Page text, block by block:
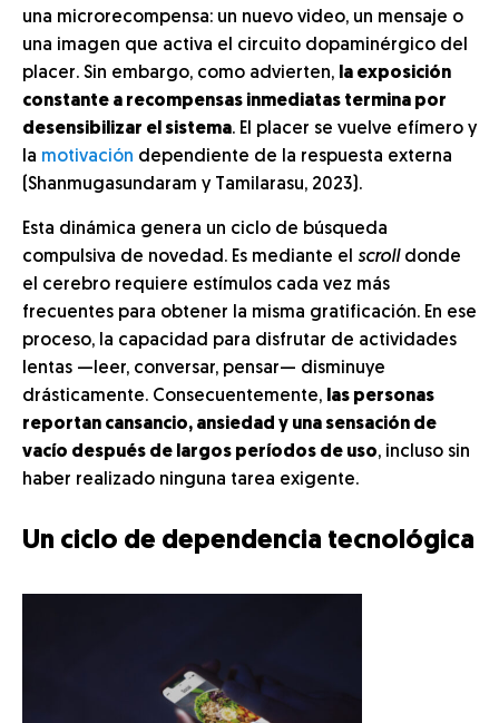
una microrecompensa: un nuevo video, un mensaje o
una imagen que activa el circuito dopaminérgico del
placer. Sin embargo, como advierten, la exposición
constante a recompensas inmediatas termina por
desensibilizar el sistema. El placer se vuelve efímero y
la motivación dependiente de la respuesta externa
(Shanmugasundaram y Tamilarasu, 2023).
Esta dinámica genera un ciclo de búsqueda
compulsiva de novedad. Es mediante el scrolldonde
el cerebro requiere estímulos cada vez más
frecuentes para obtener la misma gratificación. En ese
proceso, la capacidad para disfrutar de actividades
lentas —leer, conversar, pensar— disminuye
drásticamente. Consecuentemente, las personas
reportan cansancio, ansiedad y una sensación de
vacío después de largos períodos de uso, incluso sin
haber realizado ninguna tarea exigente.
Un ciclo de dependencia tecnológica